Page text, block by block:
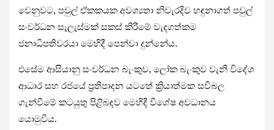
වෙනුවට, පවුල් ඒකකයක අවශ්‍යතා නිවැරදිව හඳුනාගත් පවුල්
සංවර්ධන සැලැස්මක් සකස් කිරීමේ වැදගත්කම
ජනාධිපතිවරයා මෙහිදී පෙන්වා දුන්නේය.
එසේම ආසියානු සංවර්ධන බැංකුව, ලෝක බැංකුව වැනි විදේශ
ආධාර සහ රජයේ ප්‍රතිපාදන යටතේ ක්‍රියාත්මක සවිබල
ගැන්වීමේ කටයුතු පිළිබඳව මෙහිදී විශේෂ අවධානය
යොමුවිය.